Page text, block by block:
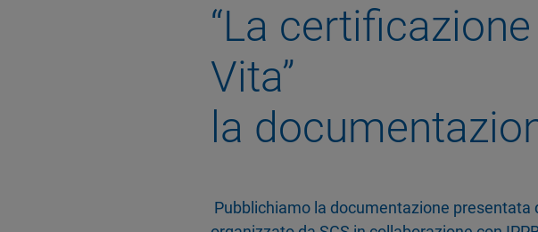
“La
Vita”
la
Pubblichiamo la documentazione presentata